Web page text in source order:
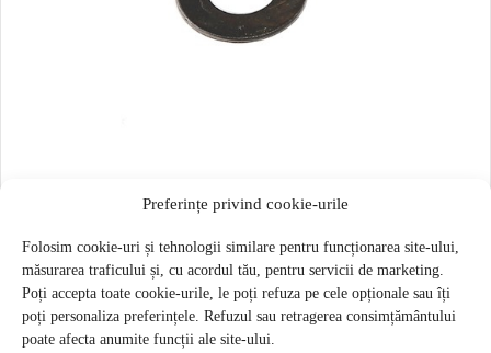
Preferințe privind cookie-urile
Folosim cookie-uri și tehnologii similare pentru funcționarea site-ului,
măsurarea traficului și, cu acordul tău, pentru servicii de marketing.
Poți accepta toate cookie-urile, le poți refuza pe cele opționale sau îți
poți personaliza preferințele. Refuzul sau retragerea consimțământului
poate afecta anumite funcții ale site-ului.
Saiba roata spate Strida
Verifică disponibilitatea
Categorii utile